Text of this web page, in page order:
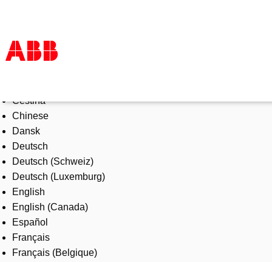
Products & Solutions
Industries
Services
About us
Where to buy
Contact us
Careers
Čeština
Chinese
Dansk
Deutsch
Deutsch (Schweiz)
Deutsch (Luxemburg)
English
English (Canada)
Español
Français
Français (Belgique)